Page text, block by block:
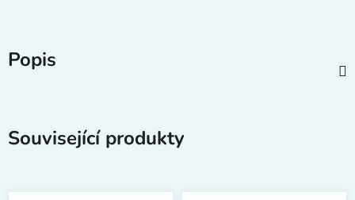
Popis
Související produkty